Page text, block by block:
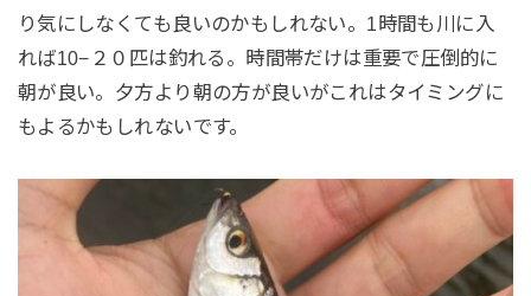
り気にしなくても良いのかもしれない。1時間も川に入
れば10−２０匹は釣れる。時間帯だけは重要で圧倒的に
朝が良い。夕方より朝の方が良いがこれはタイミングに
もよるかもしれないです。